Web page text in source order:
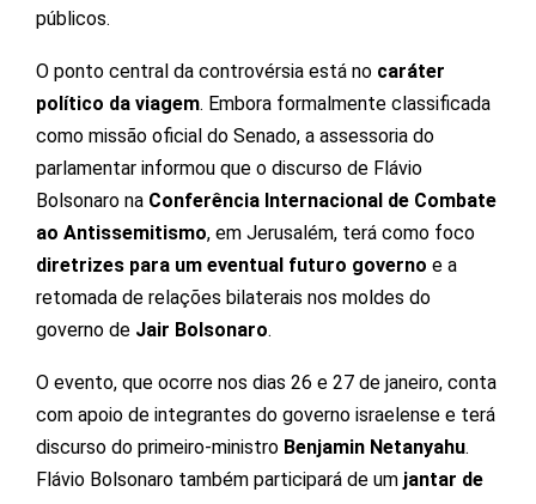
públicos.
O ponto central da controvérsia está no caráter
político da viagem. Embora formalmente classificada
como missão oficial do Senado, a assessoria do
parlamentar informou que o discurso de Flávio
Bolsonaro na Conferência Internacional de Combate
ao Antissemitismo, em Jerusalém, terá como foco
diretrizes para um eventual futuro governo e a
retomada de relações bilaterais nos moldes do
governo de Jair Bolsonaro.
O evento, que ocorre nos dias 26 e 27 de janeiro, conta
com apoio de integrantes do governo israelense e terá
discurso do primeiro-ministro Benjamin Netanyahu.
Flávio Bolsonaro também participará de um jantar de